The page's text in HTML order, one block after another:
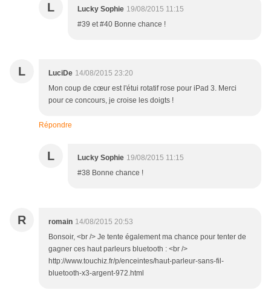
L Lucky Sophie 19/08/2015 11:15
#39 et #40 Bonne chance !
L LuciDe 14/08/2015 23:20
Mon coup de cœur est l'étui rotatif rose pour iPad 3. Merci
pour ce concours, je croise les doigts !
Répondre
L Lucky Sophie 19/08/2015 11:15
#38 Bonne chance !
R romain 14/08/2015 20:53
Bonsoir, <br /> Je tente également ma chance pour tenter de
gagner ces haut parleurs bluetooth : <br />
http://www.touchiz.fr/p/enceintes/haut-parleur-sans-fil-
bluetooth-x3-argent-972.html